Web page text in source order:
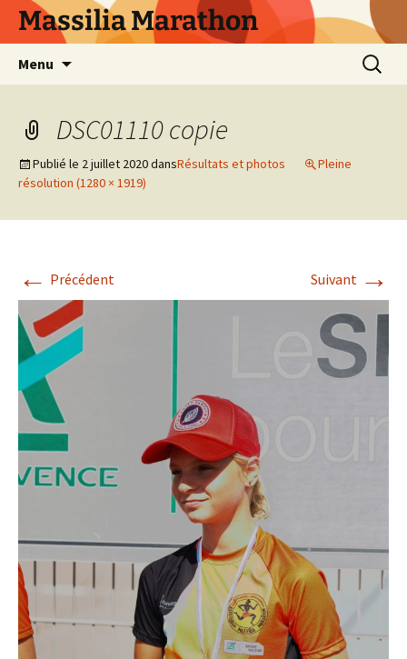
AllerMassilia Marathon
Menu
DSC01110 copie
Publié le 2 juillet 2020dansRésultats et photos
Pleine
résolution (1280 × 1919)
← Précédent Suivant →